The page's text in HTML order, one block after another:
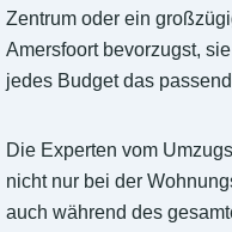
Zentrum oder ein
Amersfoort bevorzugst,
jedes Budget das
Die Experten vom
nicht nur bei der
auch während des